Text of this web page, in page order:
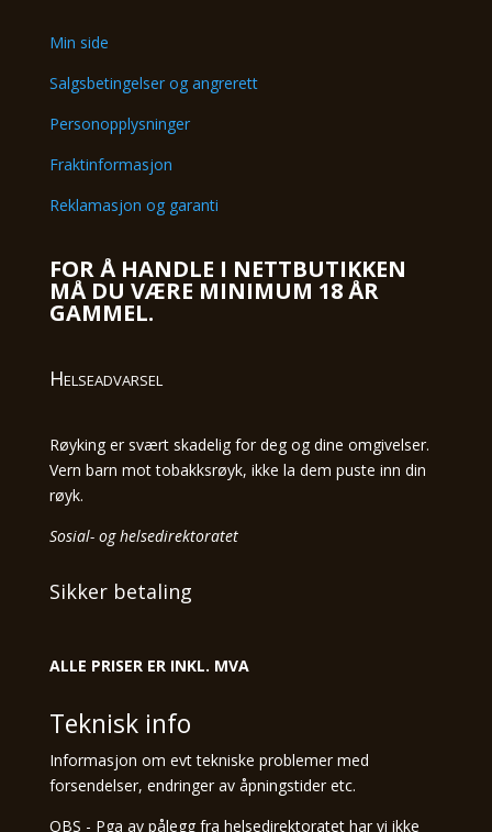
Min side
Salgsbetingelser og angrerett
Personopplysninger
Fraktinformasjon
Reklamasjon og garanti
FOR Å HANDLE I NETTBUTIKKEN
MÅ DU VÆRE MINIMUM 18 ÅR
GAMMEL.
Helseadvarsel
Røyking er svært skadelig for deg og dine omgivelser.
Vern barn mot tobakksrøyk, ikke la dem puste inn din
røyk.
Sosial- og helsedirektoratet
Sikker betaling
ALLE PRISER ER INKL. MVA
Teknisk info
Informasjon om evt tekniske problemer med
forsendelser, endringer av åpningstider etc.
OBS - Pga av pålegg fra helsedirektoratet har vi ikke